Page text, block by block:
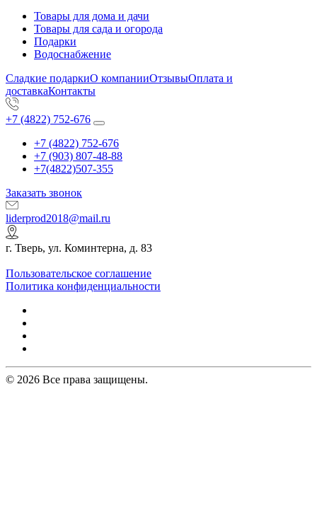
Товары для дома и дачи
Товары для сада и огорода
Подарки
Водоснабжение
Сладкие подаркиО компанииОтзывыОплата и
доставкаКонтакты
+7 (4822) 752-676
+7 (4822) 752-676
+7 (903) 807-48-88
+7(4822)507-355
Заказать звонок
liderprod2018@mail.ru
г. Тверь, ул. Коминтерна, д. 83
Пользовательское соглашение
Политика конфиденциальности
© 2026 Все права защищены.